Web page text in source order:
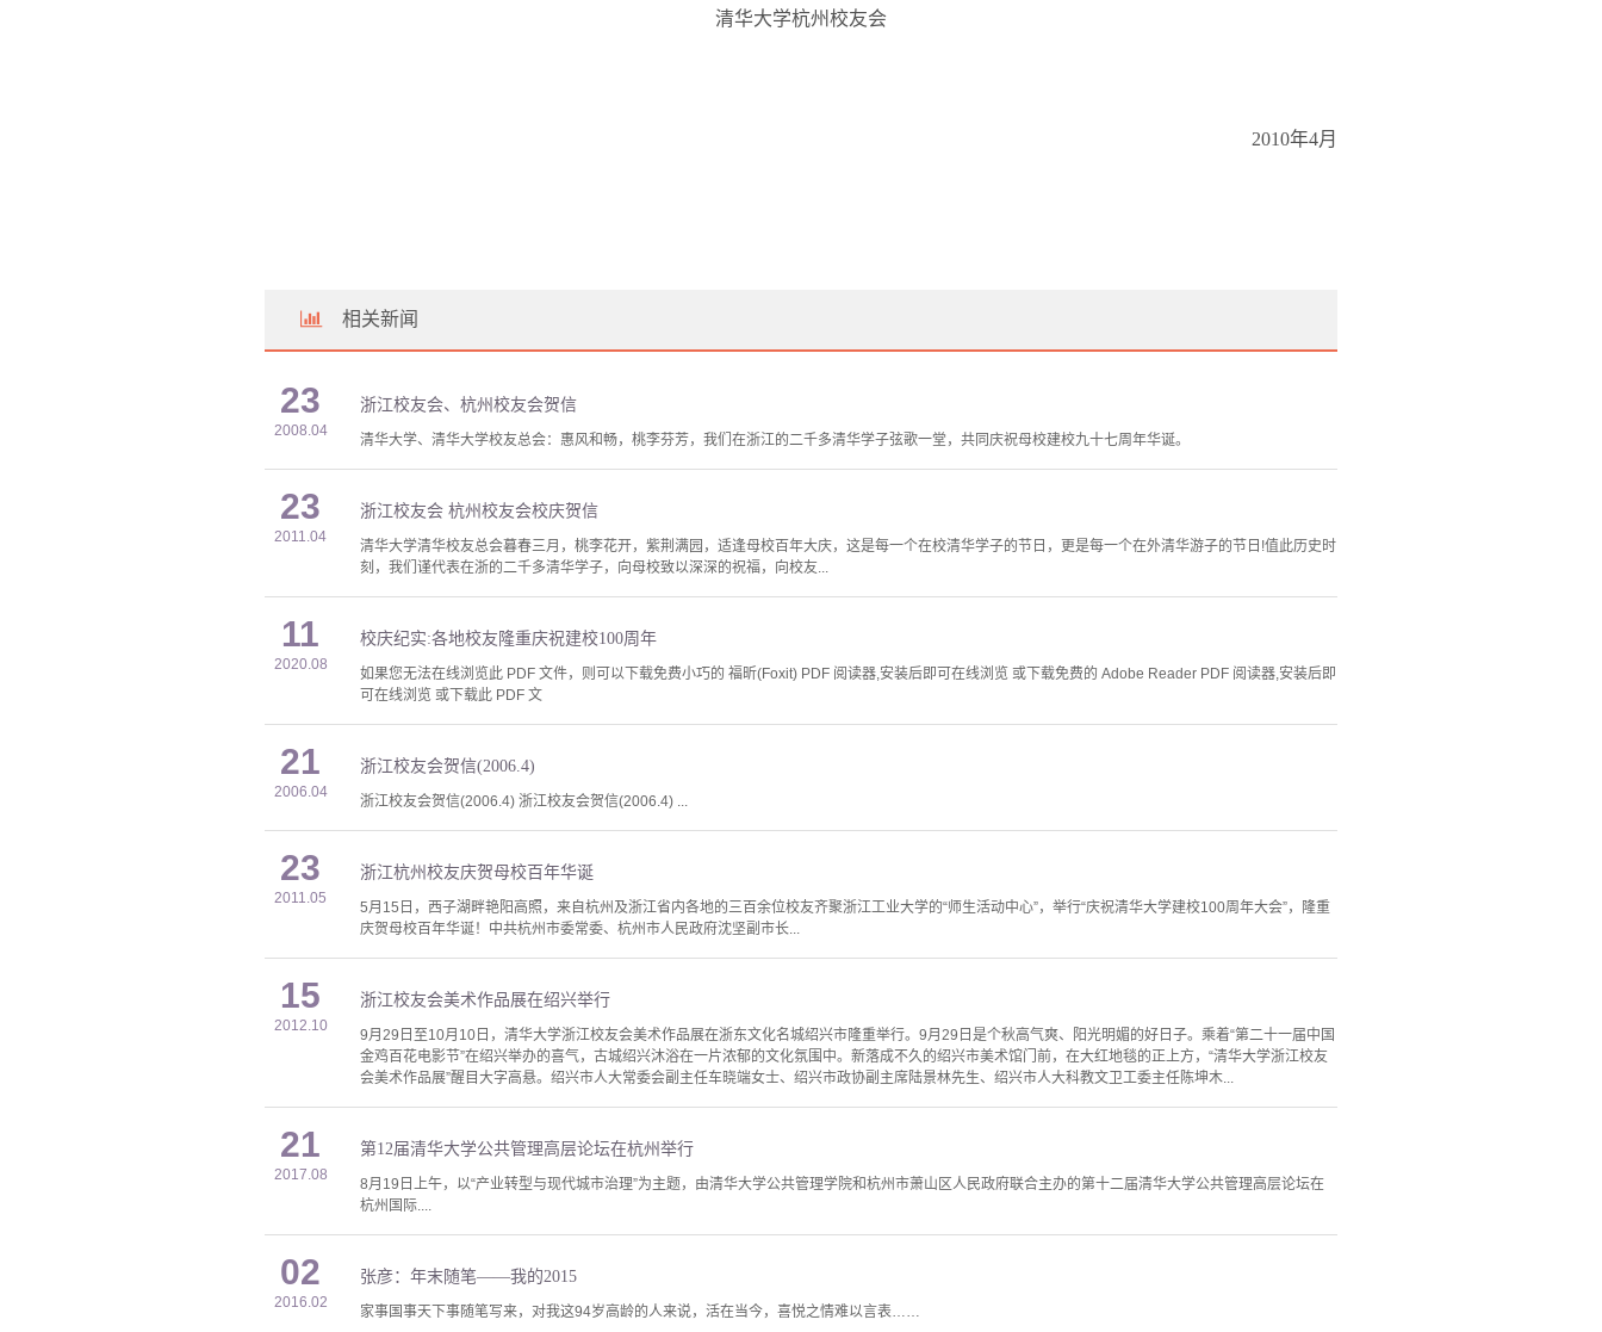
清华大学杭州校友会
2010年4月
相关新闻
23
2008.04
浙江校友会、杭州校友会贺信
清华大学、清华大学校友总会：惠风和畅，桃李芬芳，我们在浙江的二千多清华学子弦歌一堂，共同庆祝母校建校九十七周年华诞。
23
2011.04
浙江校友会 杭州校友会校庆贺信
清华大学清华校友总会暮春三月，桃李花开，紫荆满园，适逢母校百年大庆，这是每一个在校清华学子的节日，更是每一个在外清华游子的节日!值此历史时
刻，我们谨代表在浙的二千多清华学子，向母校致以深深的祝福，向校友...
11
2020.08
校庆纪实:各地校友隆重庆祝建校100周年
如果您无法在线浏览此 PDF 文件，则可以下载免费小巧的 福昕(Foxit) PDF 阅读器,安装后即可在线浏览 或下载免费的 Adobe Reader PDF 阅读器,安装后即
可在线浏览 或下载此 PDF 文
21
2006.04
浙江校友会贺信(2006.4)
浙江校友会贺信(2006.4) 浙江校友会贺信(2006.4) ...
23
2011.05
浙江杭州校友庆贺母校百年华诞
5月15日，西子湖畔艳阳高照，来自杭州及浙江省内各地的三百余位校友齐聚浙江工业大学的“师生活动中心”，举行“庆祝清华大学建校100周年大会”，隆重
庆贺母校百年华诞！中共杭州市委常委、杭州市人民政府沈坚副市长...
15
2012.10
浙江校友会美术作品展在绍兴举行
9月29日至10月10日，清华大学浙江校友会美术作品展在浙东文化名城绍兴市隆重举行。9月29日是个秋高气爽、阳光明媚的好日子。乘着“第二十一届中国
金鸡百花电影节”在绍兴举办的喜气，古城绍兴沐浴在一片浓郁的文化氛围中。新落成不久的绍兴市美术馆门前，在大红地毯的正上方，“清华大学浙江校友
会美术作品展”醒目大字高悬。绍兴市人大常委会副主任车晓端女士、绍兴市政协副主席陆景林先生、绍兴市人大科教文卫工委主任陈坤木...
21
2017.08
第12届清华大学公共管理高层论坛在杭州举行
8月19日上午，以“产业转型与现代城市治理”为主题，由清华大学公共管理学院和杭州市萧山区人民政府联合主办的第十二届清华大学公共管理高层论坛在
杭州国际....
02
2016.02
张彦：年末随笔——我的2015
家事国事天下事随笔写来，对我这94岁高龄的人来说，活在当今，喜悦之情难以言表……